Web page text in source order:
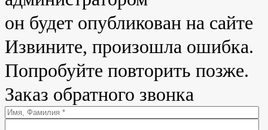
он будет опубликован на сайте
Извините, произошла ошибка.
Попробуйте повторить позже.
Заказ обратного звонка